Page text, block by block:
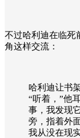
不过哈利迪在临死
角这样交流：
哈利迪让书
“听着，”他
事，我发现
旁，指着外
我从没在现